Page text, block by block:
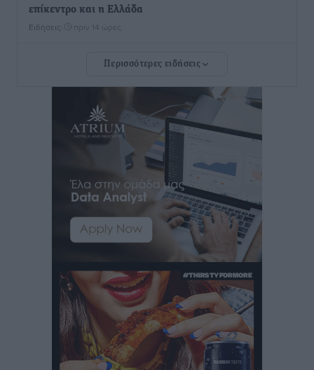
επίκεντρο και η Ελλάδα
Ειδήσεις πριν 14 ώρες
Νέο ξενοδοχείο στη Ρόδο για την H Hotels –
Τοπικές Ειδήσεις• πριν 14 ώρες
Αυτοκίνητο μπήκε παράνομα σε μονόδρομο στο
Μαστιχάρι – Αναποδογύρισε όχημα με μητέρα και
5χρονο παιδί
Τοπικές Ειδήσεις• πριν 14 ώρες
“Η Ευρώπη αντιμετώπιζε το προσφυγικό σαν ταινία
τρόμου” – Η συγκλονιστική μαρτυρία της Χαρούλας
Γιασιράνη στον RV για τα γεγονότα που οδήγησαν στο
Σύμφωνο της Λέρου
Τοπικές Ειδήσεις πριν 14 ώρες
Συναυλία με τον Γιάννη Κότσιρα στις 21 Αυγούστου
Πολιτιστικά πριν 14 ώρες
Περισσότερες ειδήσεις